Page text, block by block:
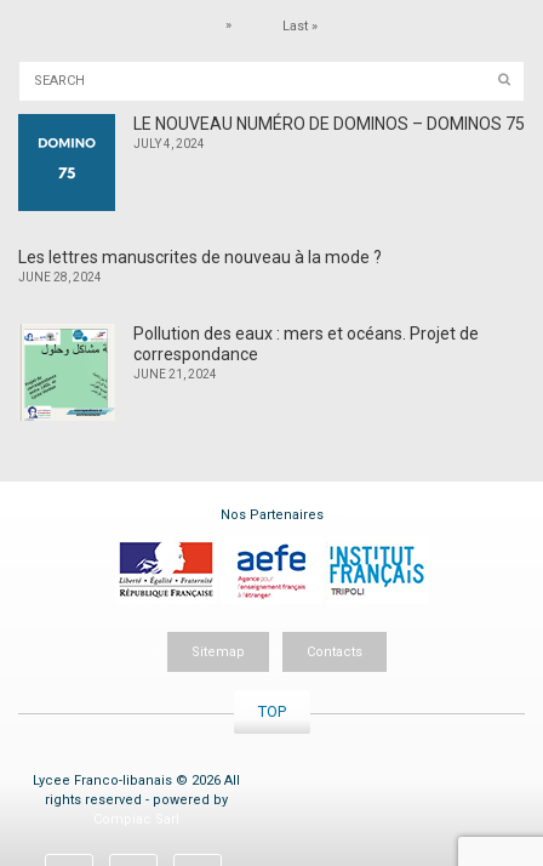
» Last »
LE NOUVEAU NUMÉRO DE DOMINOS – DOMINOS 75
JULY 4, 2024
Les lettres manuscrites de nouveau à la mode ?
JUNE 28, 2024
Pollution des eaux : mers et océans. Projet de
correspondance
JUNE 21, 2024
Nos Partenaires
Sitemap Contacts
TOP
Lycee Franco-libanais © 2026 All
rights reserved - powered by